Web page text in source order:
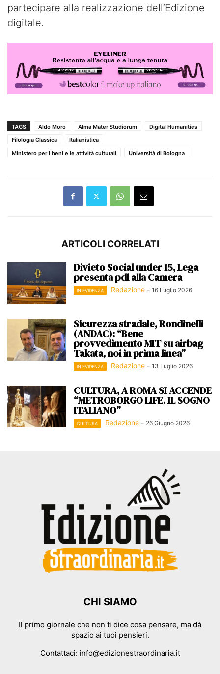
partecipare alla realizzazione dell’Edizione
digitale.
TAGS Aldo Moro Alma Mater Studiorum
Digital Humanities
Filologia Classica
Italianistica
Ministero per i beni e le attività culturali
Università di Bologna
ARTICOLI CORRELATI
Divieto Social under 15, Lega
presenta pdl alla Camera
IN EVIDENZA Redazione - 16 Luglio 2026
Sicurezza stradale, Rondinelli
(ANDAC): “Bene
provvedimento MIT su airbag
Takata, noi in prima linea”
IN EVIDENZA Redazione - 13 Luglio 2026
CULTURA, A ROMA SI ACCENDE
“METROBORGO LIFE. IL SOGNO
ITALIANO”
CULTURA Redazione - 26 Giugno 2026
CHI SIAMO
Il primo giornale che non ti dice cosa pensare, ma dà
spazio ai tuoi pensieri.
Contattaci: info@edizionestraordinaria.it